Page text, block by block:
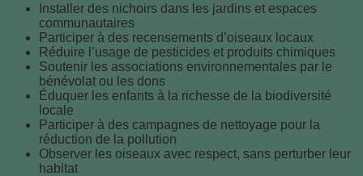
Installer des nichoirs dans les jardins et espaces
communautaires
Participer à des recensements d’oiseaux locaux
Réduire l’usage de pesticides et produits chimiques
Soutenir les associations environnementales par le
bénévolat ou les dons
Éduquer les enfants à la richesse de la biodiversité
locale
Participer à des campagnes de nettoyage pour la
réduction de la pollution
Observer les oiseaux avec respect, sans perturber leur
habitat